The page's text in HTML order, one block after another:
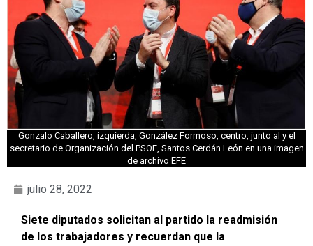
Gonzalo Caballero, izquierda, González Formoso, centro, junto al y el
secretario de Organización del PSOE, Santos Cerdán León en una imagen
de archivo EFE
julio 28, 2022
Siete diputados solicitan al partido la readmisión
de los trabajadores y recuerdan que la